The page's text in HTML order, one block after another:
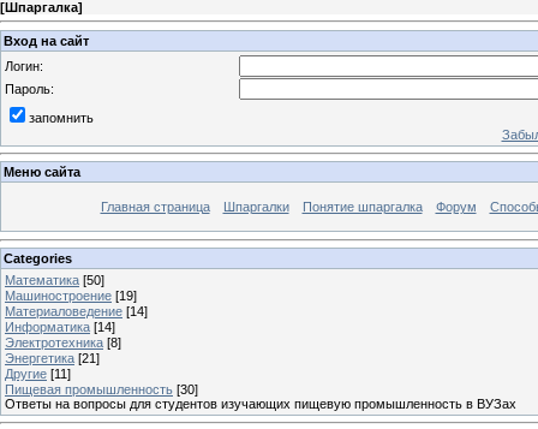
[Шпаргалка]
Вход на сайт
Логин:
Пароль:
запомнить
Меню сайта
Главная страница Шпаргалки Понятие шпаргалка Форум
Categories
Математика [50]
Машиностроение [19]
Материаловедение [14]
Информатика [14]
Электротехника [8]
Энергетика [21]
Другие [11]
Пищевая промышленность [30]
Ответы на вопросы для студентов изучающих пищевую промышленность в ВУЗах